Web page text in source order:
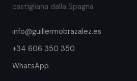
castigliana dalla Spagna
info@guillermobrazalez.es
+34 606 350 350
WhatsApp